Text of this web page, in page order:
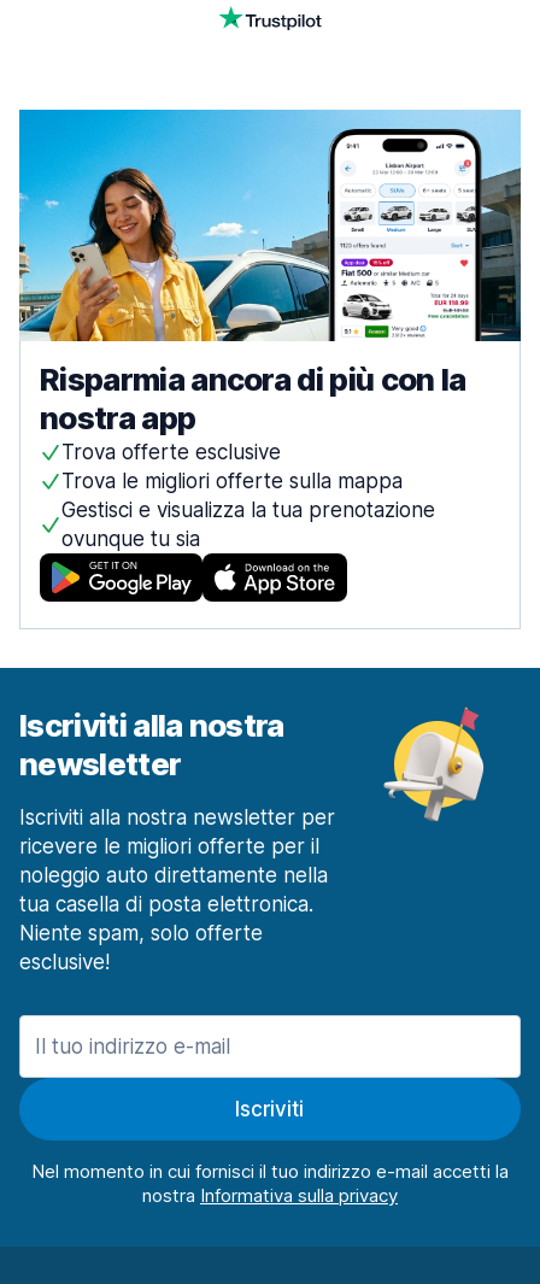
Risparmia ancora di più con la
nostra app
Trova offerte esclusive
Trova le migliori offerte sulla mappa
Gestisci e visualizza la tua prenotazione
ovunque tu sia
Iscriviti alla nostra
newsletter
Iscriviti alla nostra newsletter per
ricevere le migliori offerte per il
noleggio auto direttamente nella
tua casella di posta elettronica.
Niente spam, solo offerte
esclusive!
Iscriviti
Nel momento in cui fornisci il tuo indirizzo e-mail accetti la
nostra